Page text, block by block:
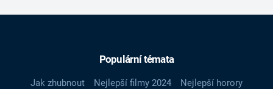
Populární témata
Jak zhubnout Nejlepší filmy 2024
Nejlepší horory